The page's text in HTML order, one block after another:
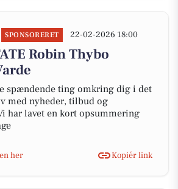
SPONSORERET 22-02-2026 18:00
Robin Thybo
spændende ting omkring dig i det
med nyheder, tilbud og
har lavet en kort opsummering
her Kopiér link